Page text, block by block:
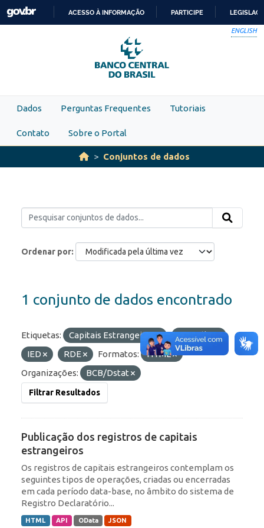
Skip to main content
PARA
O
CONTEÚDO
ACESSO À INFORMAÇÃO PARTICIPE
ENGLISH
Dados Perguntas Frequentes Tutoriais
Contato Sobre o Portal
Conjuntos de dados
Ordenar por
1 conjunto de dados encontrado
Etiquetas: Capitais Estrangeiros
Portfólio
IED
RDE Formatos:
HTML
Organizações:
BCB/Dstat
Filtrar Resultados
Publicação dos registros de capitais
estrangeiros
Os registros de capitais estrangeiros contemplam os
seguintes tipos de operações, criadas ou encerradas
em cada período data-base, no âmbito do sistema de
Registro Declaratório...
HTML API OData JSON